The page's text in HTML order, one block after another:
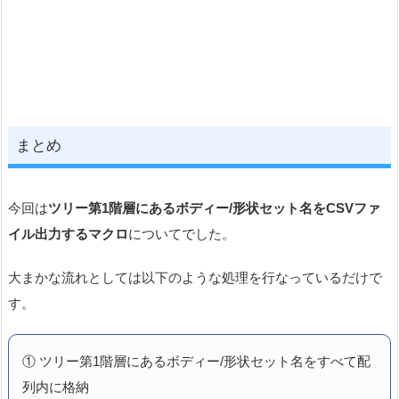
まとめ
今回はツリー第1階層にあるボディー/形状セット名をCSVファ
イル出力するマクロについてでした。
大まかな流れとしては以下のような処理を行なっているだけで
す。
① ツリー第1階層にあるボディー/形状セット名をすべて配
列内に格納